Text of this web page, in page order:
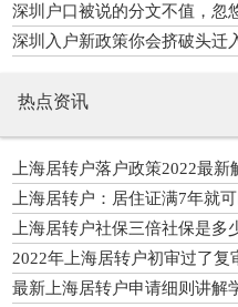
深圳户口被说的分文不值，忽
深圳入户新政策你会挤破头迁
热点资讯
上海居转户落户政策2022最新
上海居转户：居住证满7年就
上海居转户社保三倍社保是多
2022年上海居转户初审过了复
最新上海居转户申请细则讲解